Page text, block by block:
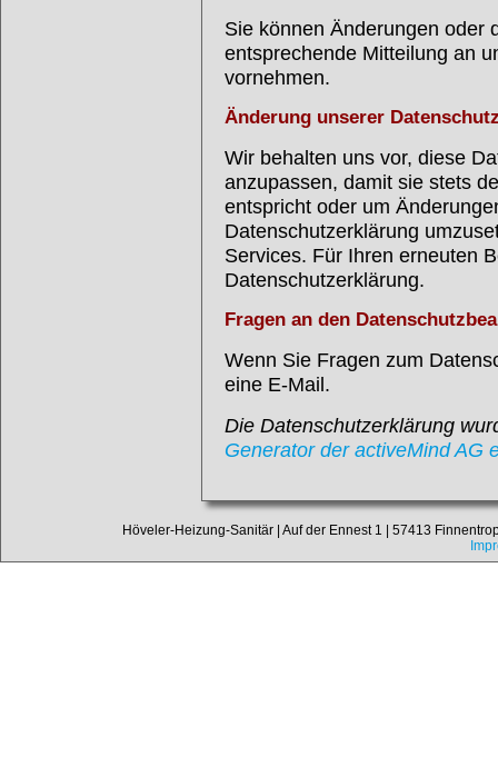
Sie können Änderungen oder
entsprechende Mitteilung an
vornehmen.
Änderung unserer
Wir behalten uns vor, diese
anzupassen, damit sie stets
entspricht oder um
Datenschutzerklärung
Services. Für Ihren erneuten
Datenschutzerklärung.
Fragen an den
Wenn Sie Fragen zum
eine E-Mail.
Die Datenschutzerklärung
Generator der activeMind AG
Höveler-Heizung-Sanitär | Auf der Ennest 1 | 57413